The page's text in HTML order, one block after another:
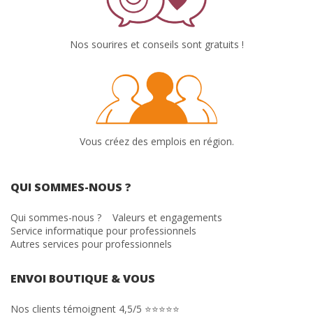
Nos sourires et conseils sont gratuits !
Vous créez des emplois en région.
QUI SOMMES-NOUS ?
Qui sommes-nous ?
Valeurs et engagements
Service informatique pour professionnels
Autres services pour professionnels
ENVOI BOUTIQUE & VOUS
Nos clients témoignent 4,5/5 ⭐⭐⭐⭐⭐